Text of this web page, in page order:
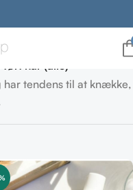
har tendens til at knække,